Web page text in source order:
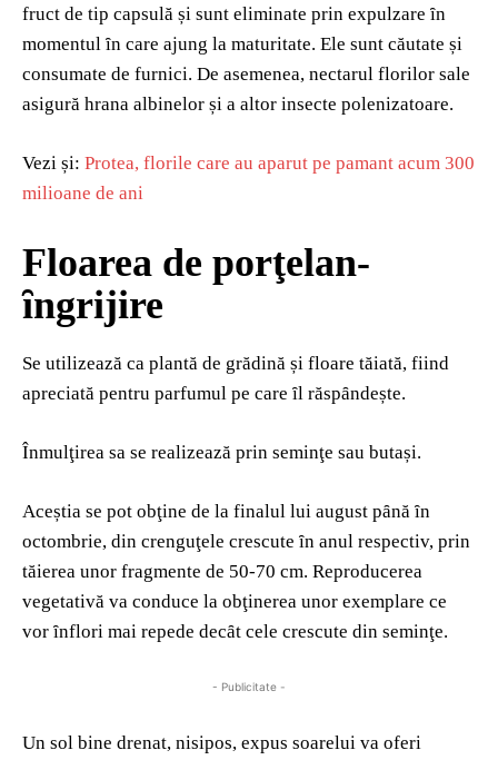
fruct de tip capsulă și sunt eliminate prin expulzare ȋn
momentul ȋn care ajung la maturitate. Ele sunt căutate și
consumate de furnici. De asemenea, nectarul florilor sale
asigură hrana albinelor și a altor insecte polenizatoare.
Vezi și: Protea, florile care au aparut pe pamant acum 300
milioane de ani
Floarea de porţelan-
ȋngrijire
Se utilizează ca plantă de grădină și floare tăiată, fiind
apreciată pentru parfumul pe care ȋl răspȃndește.
Înmulţirea sa se realizează prin seminţe sau butași.
Aceștia se pot obţine de la finalul lui august pȃnă ȋn
octombrie, din crenguţele crescute ȋn anul respectiv, prin
tăierea unor fragmente de 50-70 cm. Reproducerea
vegetativă va conduce la obţinerea unor exemplare ce
vor ȋnflori mai repede decȃt cele crescute din seminţe.
- Publicitate -
Un sol bine drenat, nisipos, expus soarelui va oferi